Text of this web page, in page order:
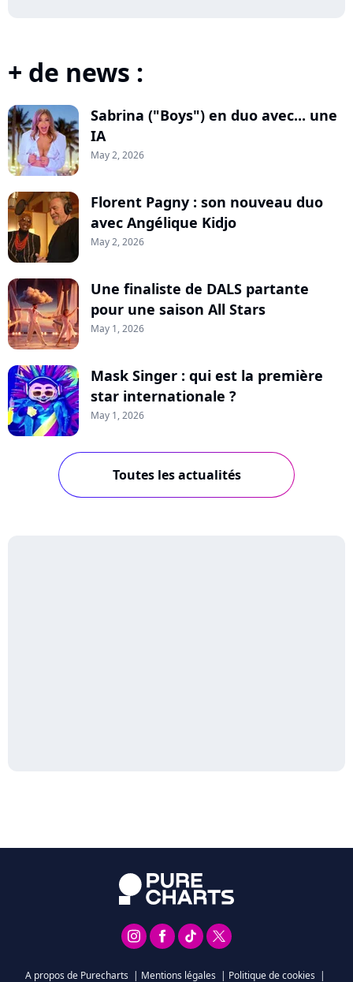
+ de news :
Sabrina ("Boys") en duo avec... une
IA
May 2, 2026
Florent Pagny : son nouveau duo
avec Angélique Kidjo
May 2, 2026
Une finaliste de DALS partante
pour une saison All Stars
May 1, 2026
Mask Singer : qui est la première
star internationale ?
May 1, 2026
Toutes les actualités
A propos de Purecharts | Mentions légales | Politique de cookies |